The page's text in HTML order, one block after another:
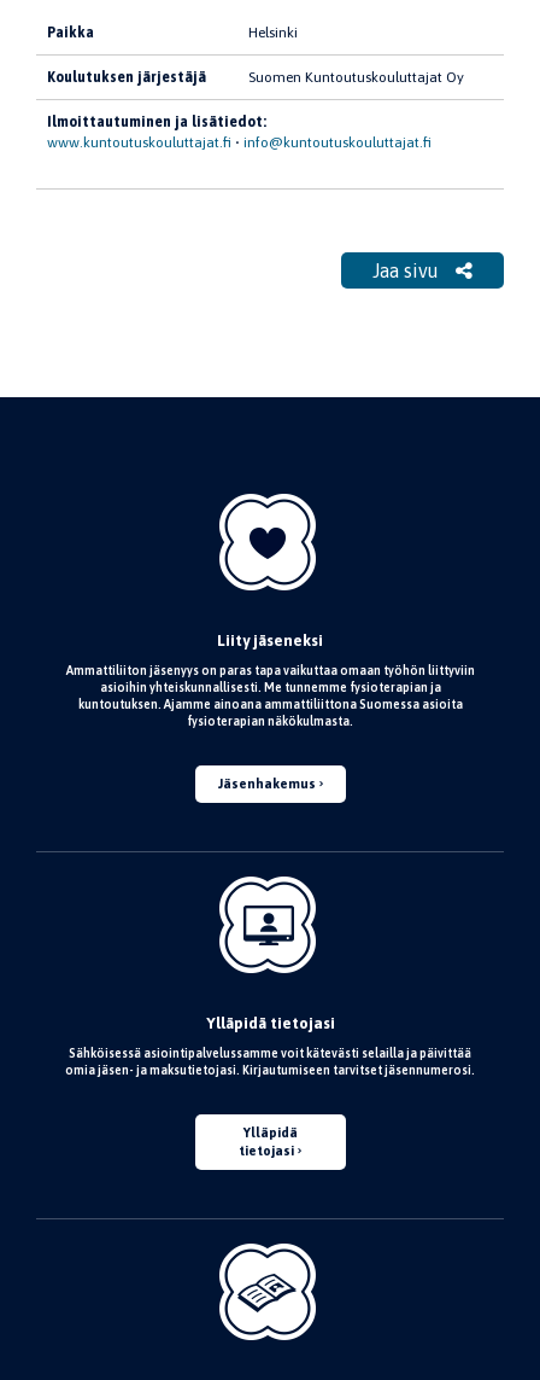
Paikka Helsinki
Koulutuksen järjestäjä Suomen Kuntoutuskouluttajat Oy
Ilmoittautuminen ja lisätiedot:
www.kuntoutuskouluttajat.fi • info@kuntoutuskouluttajat.fi
Jaa sivu
Liity jäseneksi
Ammattiliiton jäsenyys on paras tapa vaikuttaa omaan työhön liittyviin
asioihin yhteiskunnallisesti. Me tunnemme fysioterapian ja
kuntoutuksen. Ajamme ainoana ammattiliittona Suomessa asioita
fysioterapian näkökulmasta.
Jäsenhakemus
Ylläpidä tietojasi
Sähköisessä asiointipalvelussamme voit kätevästi selailla ja päivittää
omia jäsen- ja maksutietojasi. Kirjautumiseen tarvitset jäsennumerosi.
Ylläpidä
tietojasi